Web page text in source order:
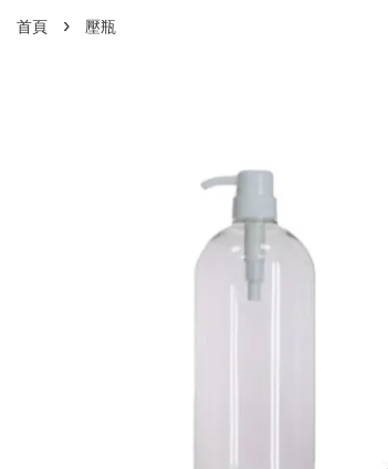
首頁 › 壓瓶